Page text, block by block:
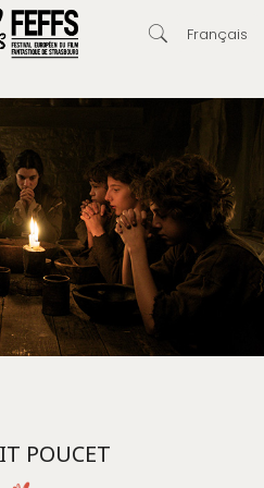
Français
POUCET